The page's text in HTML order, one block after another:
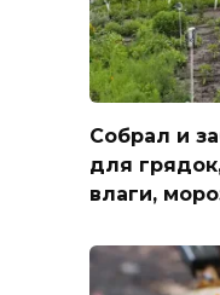
Собрал и
для
влаги,